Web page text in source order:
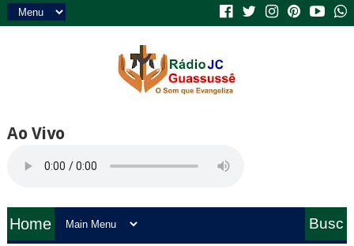
Ao Vivo
Home
Busc